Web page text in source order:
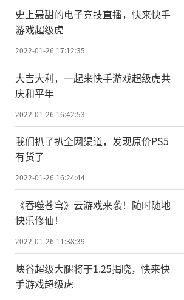
史上最甜的电子竞技直播，快来快手
游戏超级虎
2022-01-26 17:12:35
大吉大利，一起来快手游戏超级虎共
庆和平年
2022-01-26 16:42:53
我们扒了扒全网渠道，发现原价PS5
有货了
2022-01-26 16:24:44
《吞噬苍穹》云游戏来袭！随时随地
快乐修仙！
2022-01-26 11:38:39
峡谷超级大腿将于1.25揭晓，快来快
手游戏超级虎